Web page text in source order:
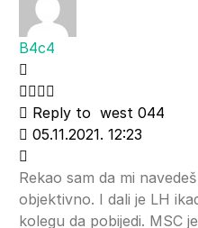
B4c4
Reply to west 044
05.11.2021. 12:23
Rekao sam da mi
objektivno. I dali je LH
kolegu da pobijedi. MSC